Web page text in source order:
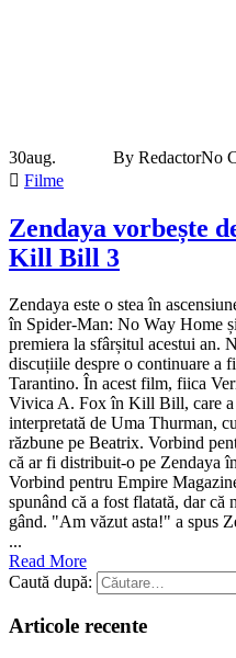
30aug. By RedactorNo
Filme
Zendaya vorbește
Kill Bill 3
Zendaya este o stea în
în Spider-Man: No Way Home
premiera la sfârșitul acestui an.
discuțiile despre o continuare
Tarantino. În acest film, fiica
Vivica A. Fox în Kill Bill, care
interpretată de Uma Thurman,
răzbune pe Beatrix. Vorbind
că ar fi distribuit-o pe Zendaya
Vorbind pentru Empire
spunând că a fost flatată, dar că
gând. "Am văzut asta!" a spus
...
Read More
Caută după:
Articole recente